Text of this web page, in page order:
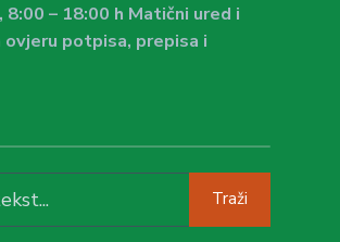
– 18:00 h Matični ured i
potpisa, prepisa i
Traži